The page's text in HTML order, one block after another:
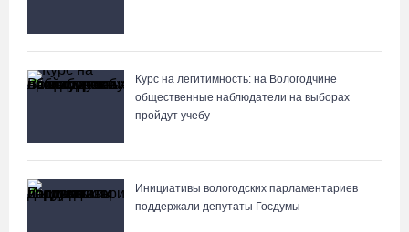
Курс на легитимность: на Вологодчине
общественные наблюдатели на выборах
пройдут учебу
Инициативы вологодских парламентариев
поддержали депутаты Госдумы